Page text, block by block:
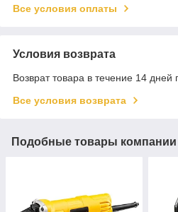
Все условия оплаты
Условия возврата
Возврат товара в течение 14 дней
Все условия возврата
Подобные товары компании